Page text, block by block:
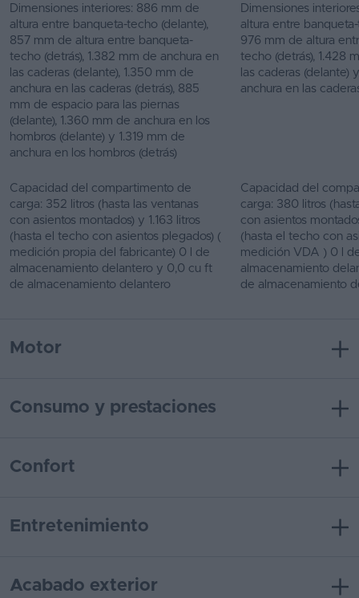
Dimensiones interiores: 886 mm de
altura entre banqueta-techo (delante),
857 mm de altura entre banqueta-
techo (detrás), 1.382 mm de anchura en
las caderas (delante), 1.350 mm de
anchura en las caderas (detrás), 885
mm de espacio para las piernas
(delante), 1.360 mm de anchura en los
hombros (delante) y 1.319 mm de
anchura en los hombros (detrás)
Dimensiones
altura entre
976 mm de altura
techo (detrás), 1.428
las caderas (delante)
anchura en las
Capacidad del compartimento de
carga: 352 litros (hasta las ventanas
con asientos montados) y 1.163 litros
(hasta el techo con asientos plegados) (
medición propia del fabricante) 0 l de
almacenamiento delantero y 0,0 cu ft
de almacenamiento delantero
Capacidad del
carga: 380 litros
con asientos
(hasta el techo con
medición VDA ) 0 l
almacenamiento
de almacenamiento
Motor
Consumo y prestaciones
Confort
Entretenimiento
Acabado exterior